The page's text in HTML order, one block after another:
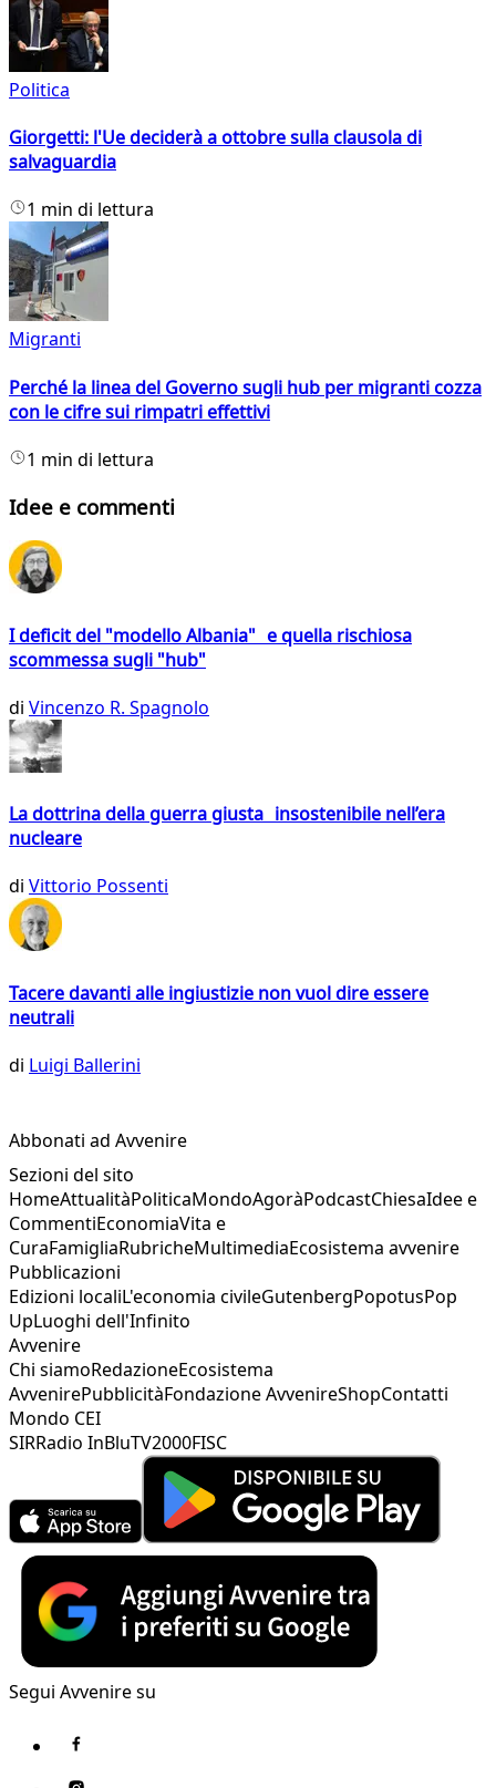
Politica
Giorgetti: l'Ue deciderà a ottobre sulla clausola di
salvaguardia
1 min di lettura
Migranti
Perché la linea del Governo sugli hub per migranti cozza
con le cifre sui rimpatri effettivi
1 min di lettura
Idee e commenti
I deficit del "modello Albania" e quella rischiosa
scommessa sugli "hub"
di Vincenzo R. Spagnolo
La dottrina della guerra giusta insostenibile nell’era
nucleare
di Vittorio Possenti
Tacere davanti alle ingiustizie non vuol dire essere
neutrali
di Luigi Ballerini
Abbonati ad Avvenire
Sezioni del sito
HomeAttualitàPoliticaMondoAgoràPodcastChiesaIdee e
CommentiEconomiaVita e
CuraFamigliaRubricheMultimediaEcosistema avvenire
Pubblicazioni
Edizioni localiL'economia civileGutenbergPopotusPop
UpLuoghi dell'Infinito
Avvenire
Chi siamoRedazioneEcosistema
AvvenirePubblicitàFondazione AvvenireShopContatti
Mondo CEI
SIRRadio InBluTV2000FISC
Segui Avvenire su